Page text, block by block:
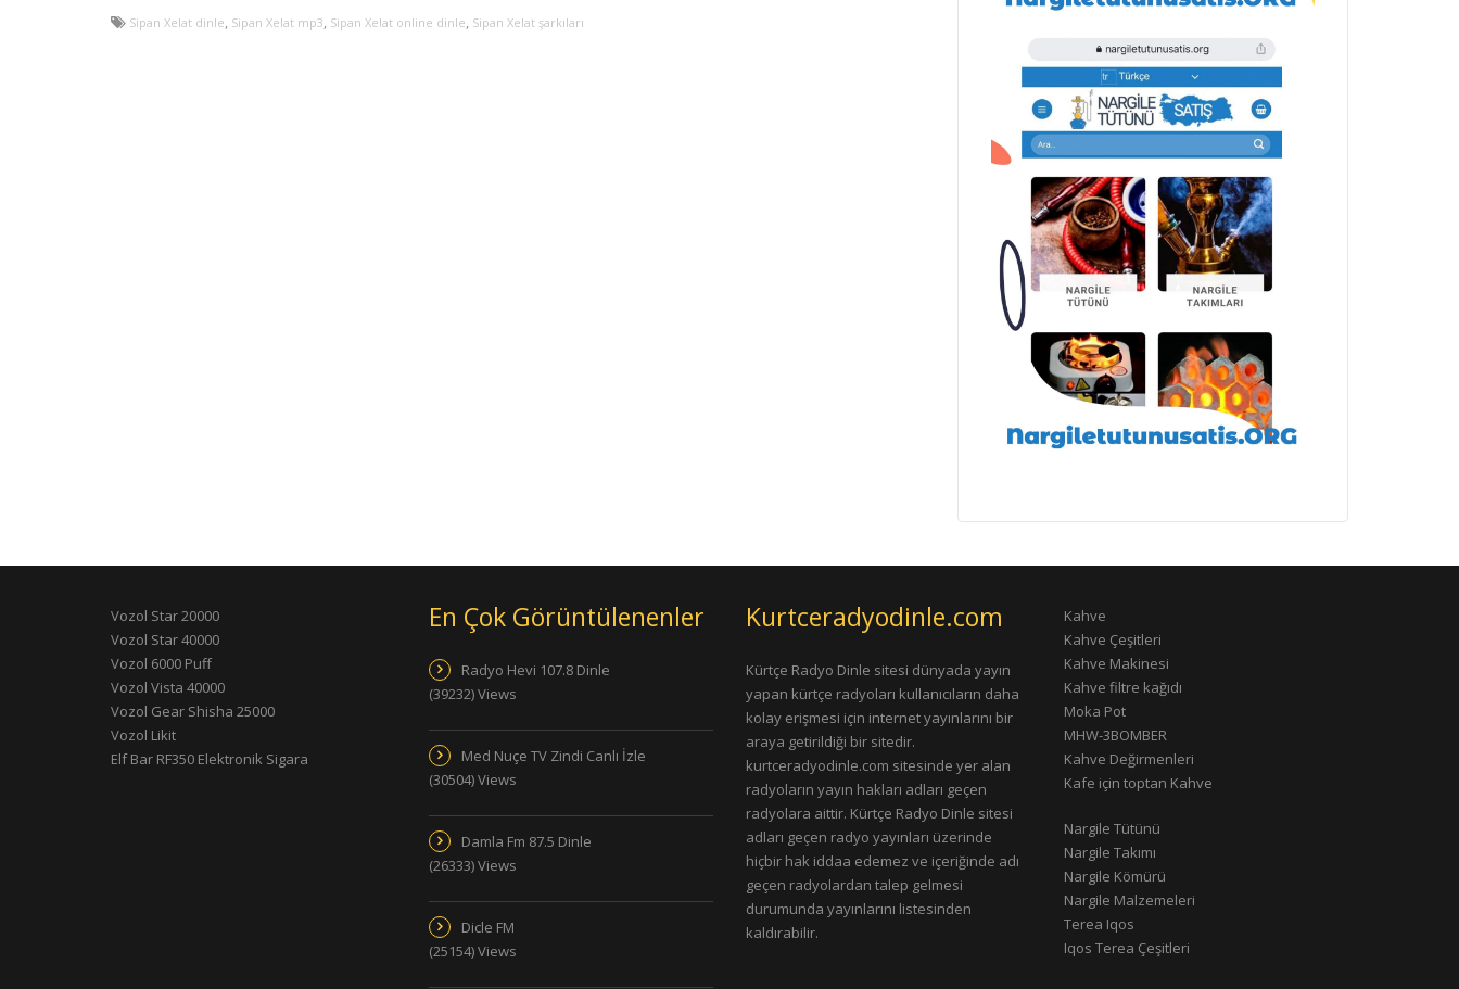
Sipan Xelat dinle, Sipan Xelat mp3, Sipan Xelat online dinle, Sipan Xelat şarkıları
Vozol Star 20000
Vozol Star 40000
Vozol 6000 Puff
Vozol Vista 40000
Vozol Gear Shisha 25000
Vozol Likit
Elf Bar RF350 Elektronik Sigara
En Çok Görüntülenenler
Radyo Hevi 107.8 Dinle
(39232) Views
Med Nuçe TV Zindi Canlı İzle
(30504) Views
Damla Fm 87.5 Dinle
(26333) Views
Dicle FM
(25154) Views
Kurtceradyodinle.com
Kürtçe Radyo Dinle sitesi dünyada yayın
yapan kürtçe radyoları kullanıcıların daha
kolay erişmesi için internet yayınlarını bir
araya getirildiği bir sitedir.
kurtceradyodinle.com sitesinde yer alan
radyoların yayın hakları adları geçen
radyolara aittir. Kürtçe Radyo Dinle sitesi
adları geçen radyo yayınları üzerinde
hiçbir hak iddaa edemez ve içeriğinde adı
geçen radyolardan talep gelmesi
durumunda yayınlarını listesinden
kaldırabilir.
Kahve
Kahve Çeşitleri
Kahve Makinesi
Kahve filtre kağıdı
Moka Pot
MHW-3BOMBER
Kahve Değirmenleri
Kafe için toptan Kahve
Nargile Tütünü
Nargile Takımı
Nargile Kömürü
Nargile Malzemeleri
Terea Iqos
Iqos Terea Çeşitleri